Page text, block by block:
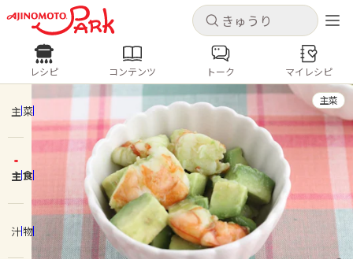
キャンセル
ログインするとレシピを保存できます
新規登録
ホーム
コンテンツ
キャンセル
レシピ コンテンツ
人気の食材・レシピ
きゅうり なす トマト
とうもろこし
ピーマン
みょうが ゴーヤ
レシピ コンテンツ トーク マイレシピ
主菜
主食
汁物
主菜